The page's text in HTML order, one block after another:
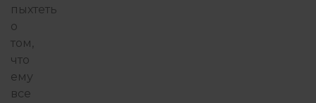
пыхтеть
о
том,
что
ему
все